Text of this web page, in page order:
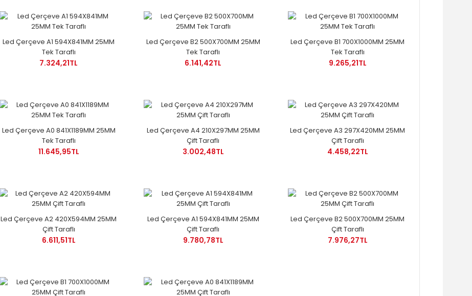
Led Çerçeve A1 594X841MM 25MM
Tek Taraflı
7.324,21TL
Led Çerçeve B2 500X700MM 25MM
Tek Taraflı
6.141,42TL
Led Çerçeve B1 700X1000MM 25MM
Tek Taraflı
9.265,21TL
Led Çerçeve A0 841X1189MM 25MM
Tek Taraflı
11.645,95TL
Led Çerçeve A4 210X297MM 25MM
Çift Taraflı
3.002,48TL
Led Çerçeve A3 297X420MM 25MM
Çift Taraflı
4.458,22TL
Led Çerçeve A2 420X594MM 25MM
Çift Taraflı
6.611,51TL
Led Çerçeve A1 594X841MM 25MM
Çift Taraflı
9.780,78TL
Led Çerçeve B2 500X700MM 25MM
Çift Taraflı
7.976,27TL